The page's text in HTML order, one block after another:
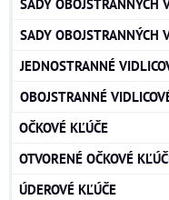
SADY OBOJSTRANNÝCH
SADY OBOJSTRANNÝCH
JEDNOSTRANNÉ
OBOJSTRANNÉ
OČKOVÉ KĽÚČE
OTVORENÉ OČKOVÉ
ÚDEROVÉ KĽÚČE